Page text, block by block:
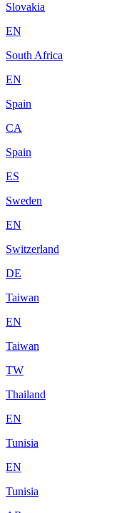
Slovakia
EN
South Africa
EN
Spain
CA
Spain
ES
Sweden
EN
Switzerland
DE
Taiwan
EN
Taiwan
TW
Thailand
EN
Tunisia
EN
Tunisia